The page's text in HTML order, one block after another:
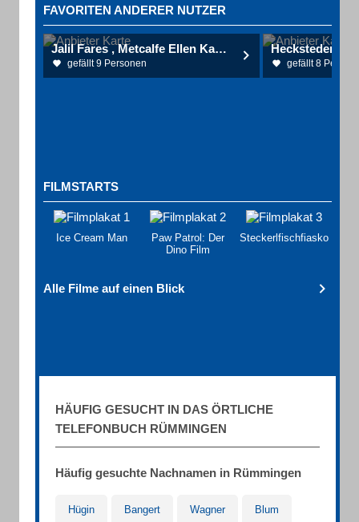
FAVORITEN ANDERER NUTZER
Jalil Fares , Metcalfe Ellen Kardiologische Gemeinschaftspraxis
gefällt 9 Personen gefällt 8
FILMSTARTS
Ice Cream Man
Paw Patrol: Der
Dino Film
Steckerlfischfiasko
Alle Filme auf einen Blick
HÄUFIG GESUCHT IN DAS ÖRTLICHE
TELEFONBUCH RÜMMINGEN
Häufig gesuchte Nachnamen in Rümmingen
Hügin Bangert Wagner Blum